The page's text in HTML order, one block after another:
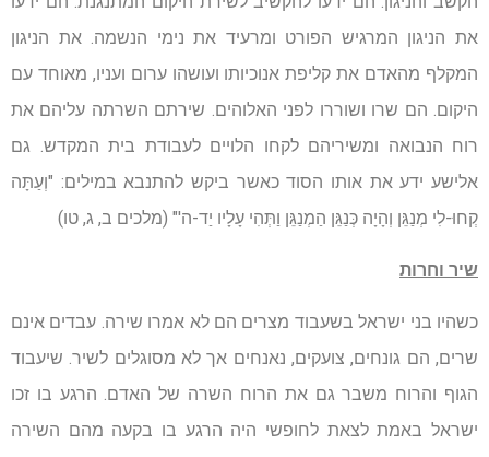
את הניגון המרגיש הפורט ומרעיד את נימי הנשמה. את הניגון
המקלף מהאדם את קליפת אנוכיותו ועושהו ערום ועניו, מאוחד עם
היקום. הם שרו ושוררו לפני האלוהים. שירתם השרתה עליהם את
רוח הנבואה ומשיריהם לקחו הלויים לעבודת בית המקדש. גם
אלישע ידע את אותו הסוד כאשר ביקש להתנבא במילים: "וְעַתָּה
קְחוּ-לִי מְנַגֵּן וְהָיָה כְּנַגֵּן הַמְנַגֵּן וַתְּהִי עָלָיו יַד-ה'" (מלכים ב, ג, טו)
שיר וחרות
כשהיו בני ישראל בשעבוד מצרים הם לא אמרו שירה. עבדים אינם
שרים, הם גונחים, צועקים, נאנחים אך לא מסוגלים לשיר. שיעבוד
הגוף והרוח משבר גם את הרוח השרה של האדם. הרגע בו זכו
ישראל באמת לצאת לחופשי היה הרגע בו בקעה מהם השירה